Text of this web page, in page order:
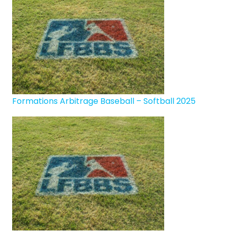
Formations Arbitrage Baseball – Softball 2025